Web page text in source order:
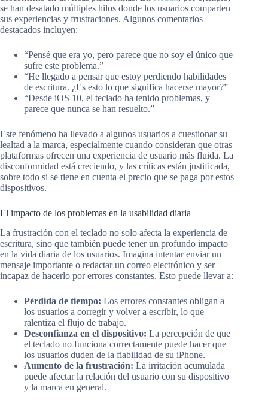
se han desatado múltiples hilos donde los usuarios comparten
sus experiencias y frustraciones. Algunos comentarios
destacados incluyen:
“Pensé que era yo, pero parece que no soy el único que
sufre este problema.”
“He llegado a pensar que estoy perdiendo habilidades
de escritura. ¿Es esto lo que significa hacerse mayor?”
“Desde iOS 10, el teclado ha tenido problemas, y
parece que nunca se han resuelto.”
Este fenómeno ha llevado a algunos usuarios a cuestionar su
lealtad a la marca, especialmente cuando consideran que otras
plataformas ofrecen una experiencia de usuario más fluida. La
disconformidad está creciendo, y las críticas están justificada,
sobre todo si se tiene en cuenta el precio que se paga por estos
dispositivos.
El impacto de los problemas en la usabilidad diaria
La frustración con el teclado no solo afecta la experiencia de
escritura, sino que también puede tener un profundo impacto
en la vida diaria de los usuarios. Imagina intentar enviar un
mensaje importante o redactar un correo electrónico y ser
incapaz de hacerlo por errores constantes. Esto puede llevar a:
Pérdida de tiempo: Los errores constantes obligan a
los usuarios a corregir y volver a escribir, lo que
ralentiza el flujo de trabajo.
Desconfianza en el dispositivo: La percepción de que
el teclado no funciona correctamente puede hacer que
los usuarios duden de la fiabilidad de su iPhone.
Aumento de la frustración: La irritación acumulada
puede afectar la relación del usuario con su dispositivo
y la marca en general.